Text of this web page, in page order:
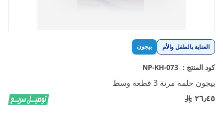
العناية بالطفل والأم بيجون
كود المنتج : NP-KH-073
بيجون حلمة مرنة 3 قطعة وسط
٢٦٫٤٥
تخطي
إلى
بداية
معرض
الصور